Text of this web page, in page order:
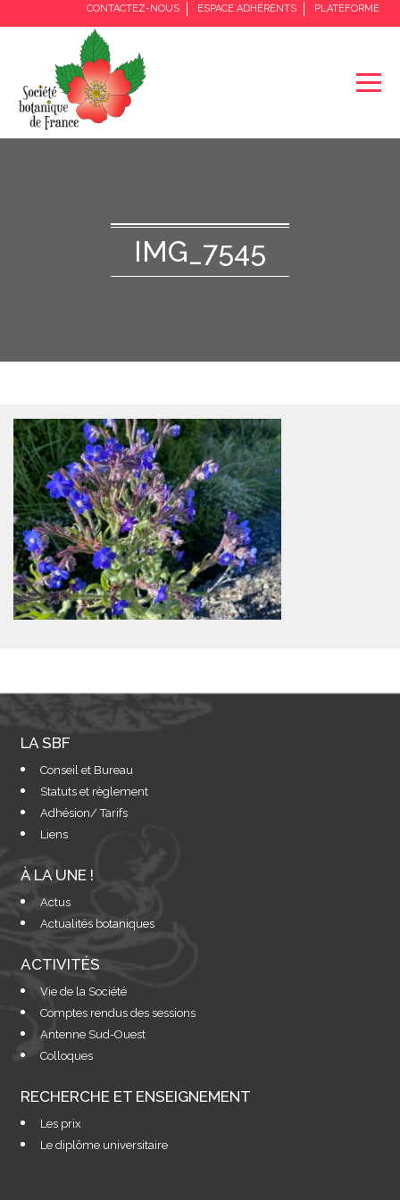
CONTACTEZ-NOUS ESPACE ADHÉRENTS PLATEFORME
IMG_7545
LA SBF
Conseil et Bureau
Statuts et règlement
Adhésion/ Tarifs
Liens
À LA UNE !
Actus
Actualités botaniques
ACTIVITÉS
Vie de la Société
Comptes rendus des sessions
Antenne Sud-Ouest
Colloques
RECHERCHE ET ENSEIGNEMENT
Les prix
Le diplôme universitaire